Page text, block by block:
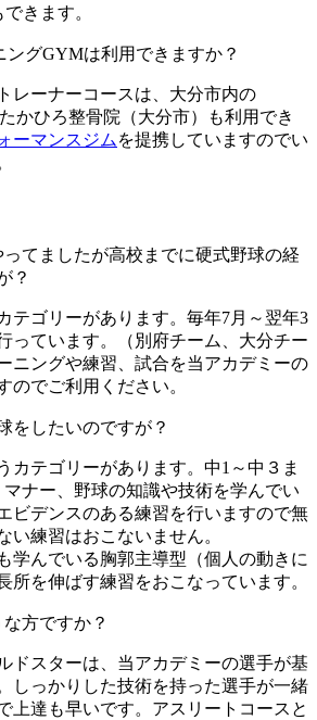
きます。
ングGYMは利用できますか？​​​​​
レーナーコースは、大分市内の
かひろ整骨院（大分市）も利用でき
ーマンスジム を提携していますのでい
てましたが高校までに硬式野球の経
？
テゴリーがあります。毎年7月～翌年3
っています。（別府チーム、大分チー
ニングや練習、試合を当アカデミーの
のでご利用ください。
をしたいのですが？
カテゴリーがあります。中1～中３ま
ナー、野球の知識や技術を学んでい
ビデンスのある練習を行いますので無
い練習はおこないません。
学んでいる胸郭主導型（個人の動きに
所を伸ばす練習をおこなっています。
方ですか？
ドスターは、当アカデミーの選手が基
しっかりした技術を持った選手が一緒
上達も早いです。アスリートコースと